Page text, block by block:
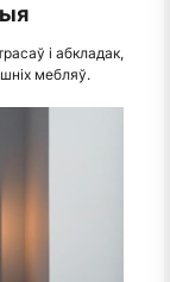
і абкладак,
мебляў.